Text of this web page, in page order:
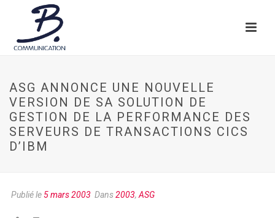
ASG ANNONCE UNE NOUVELLE
VERSION DE SA SOLUTION DE
GESTION DE LA PERFORMANCE DES
SERVEURS DE TRANSACTIONS CICS
D’IBM
Publié le5 mars 2003 Dans2003, ASG